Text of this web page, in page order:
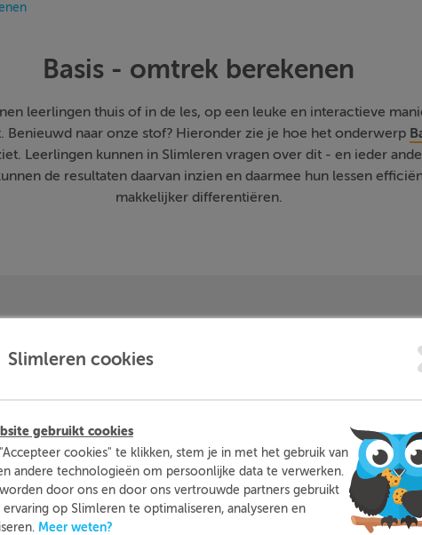
Basis - omtrek berekenen
leerlingen thuis of in de les, op een leuke en interactieve
Benieuwd naar onze stof? Hieronder zie je hoe het onderwerp
Leerlingen kunnen in Slimleren vragen over dit - en ieder
de resultaten daarvan inzien en daarmee hun lessen
makkelijker differentiëren.
Slimleren cookies
gebruikt cookies
cookies" te klikken, stem je in met het gebruik van
andere technologieën om persoonlijke data te verwerken.
door ons en door ons vertrouwde partners gebruikt
op Slimleren te optimaliseren, analyseren en
Meer weten?